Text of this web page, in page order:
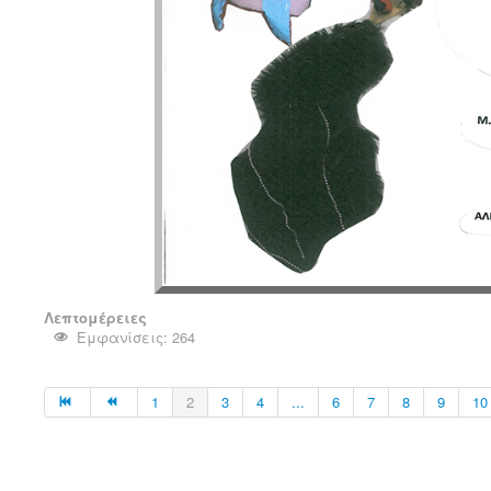
Λεπτομέρειες
Εμφανίσεις: 264
1 2 3 4 ... 6 7 8 9 10